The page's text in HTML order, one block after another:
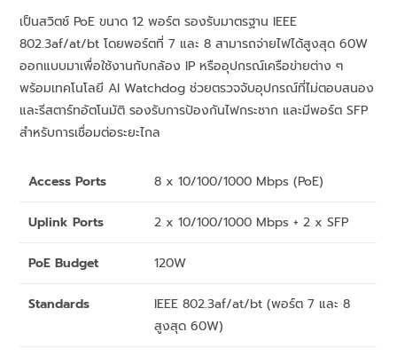
เป็นสวิตช์ PoE ขนาด 12 พอร์ต รองรับมาตรฐาน IEEE
802.3af/at/bt โดยพอร์ตที่ 7 และ 8 สามารถจ่ายไฟได้สูงสุด 60W
ออกแบบมาเพื่อใช้งานกับกล้อง IP หรืออุปกรณ์เครือข่ายต่าง ๆ
พร้อมเทคโนโลยี AI Watchdog ช่วยตรวจจับอุปกรณ์ที่ไม่ตอบสนอง
และรีสตาร์ทอัตโนมัติ รองรับการป้องกันไฟกระชาก และมีพอร์ต SFP
สำหรับการเชื่อมต่อระยะไกล
Access Ports 8 x 10/100/1000 Mbps (PoE)
Uplink Ports 2 x 10/100/1000 Mbps + 2 x SFP
PoE Budget 120W
Standards
IEEE 802.3af/at/bt (พอร์ต 7 และ 8
สูงสุด 60W)